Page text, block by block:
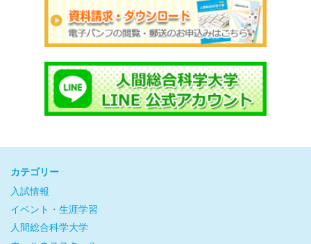
カテゴリー
入試情報
イベント・生涯学習
人間総合科学大学